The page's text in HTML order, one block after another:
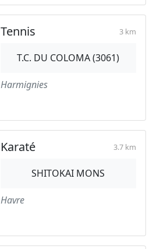
Tennis 3 km
T.C. DU COLOMA (3061)
Harmignies
Karaté 3.7 km
SHITOKAI MONS
Havre